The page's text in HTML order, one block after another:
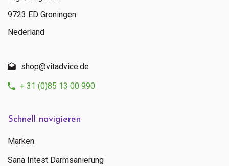
Schnell navigieren
Marken
Sana Intest Darmsanierung
9723 ED Groningen
Nederland
shop@vitadvice.de
+ 31 (0)85 13 00 990